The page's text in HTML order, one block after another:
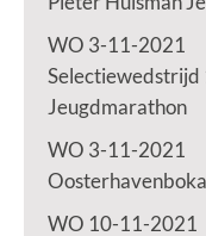
WO 3-11-2021
Selectiewedstrijd
Jeugdmarathon
WO 3-11-2021
WO 10-11-2021